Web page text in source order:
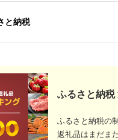
ホテル・伊東園
川館 ご宿泊券
】
5.0
F（50,000円分）
和風おかず おつま
お歳暮 食品 敬老
おかず 有名地元
5.0
と納税
ふるさと納税
ふるさと納税の
返礼品はまだま